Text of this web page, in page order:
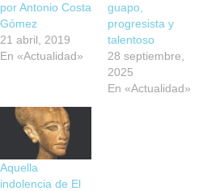
por Antonio Costa
Gómez
21 abril, 2019
En «Actualidad»
guapo,
progresista y
talentoso
28 septiembre,
2025
En «Actualidad»
Aquella
indolencia de El